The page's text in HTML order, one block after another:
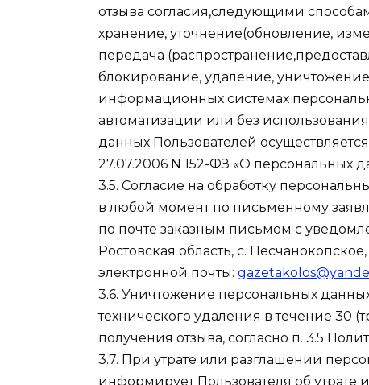
отзыва согласия,следующими
хранение, уточнение(обновление,
передача
блокирование, удаление,
информационных системах
автоматизации или без
данных Пользователей
27.07.2006 N 152-ФЗ «О персональных
3.5. Согласие на обработку
в любой момент по письменному
по почте заказным письмом с
Ростовская область, с.
электронной почты:
3.6. Уничтожение персональных
технического удаления в течение 30
получения отзыва, согласно п. 3.5
3.7. При утрате или разглашении
информирует Пользователя об